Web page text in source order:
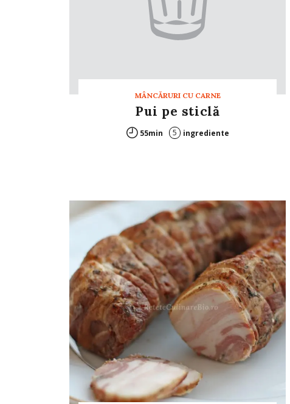
MÂNCĂRURI CU CARNE
Pui pe sticlă
55min 5 ingrediente